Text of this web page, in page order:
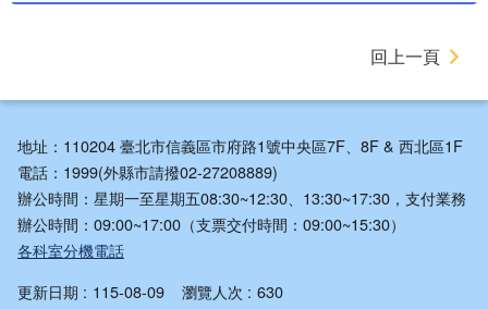
回上一頁
地址：110204 臺北市信義區市府路1號中央區7F、8F & 西北區1F
電話：1999(外縣市請撥02-27208889)
辦公時間：星期一至星期五08:30~12:30、13:30~17:30，支付業務
辦公時間：09:00~17:00（支票交付時間：09:00~15:30）
各科室分機電話
更新日期
115-08-09 瀏覽人次 630